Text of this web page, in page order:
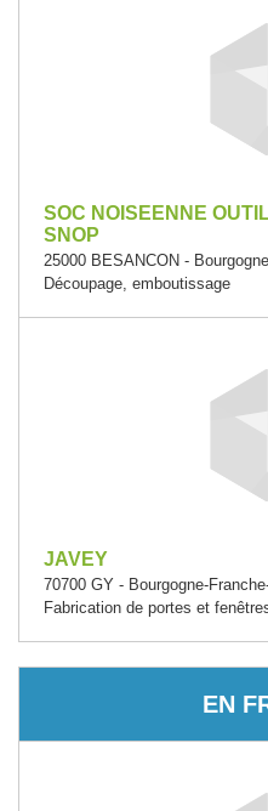
SOC NOISEENNE
SNOP
25000 BESANCON -
Découpage, emboutissage
JAVEY
70700 GY - Bourgogne-
Fabrication de portes et
EN